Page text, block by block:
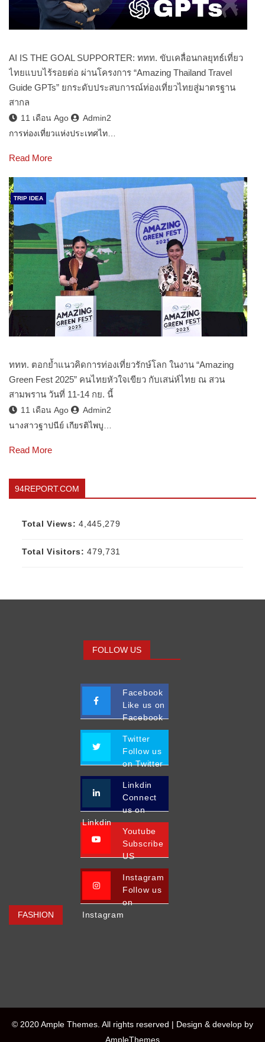
AI IS THE GOAL SUPPORTER: ททท. ขับเคลื่อนกลยุทธ์เที่ยว
ไทยแบบไร้รอยต่อ ผ่านโครงการ “Amazing Thailand Travel
Guide GPTs” ยกระดับประสบการณ์ท่องเที่ยวไทยสู่มาตรฐาน
สากล
11 เดือน Ago
Admin2
การท่องเที่ยวแห่งประเทศไท…
Read More
TRIP IDEA
ททท. ตอกย้ำแนวคิดการท่องเที่ยวรักษ์โลก ในงาน “Amazing
Green Fest 2025” คนไทยหัวใจเขียว กับเสน่ห์ไทย ณ สวน
สามพราน วันที่ 11-14 กย. นี้
11 เดือน Ago
Admin2
นางสาวฐาปนีย์ เกียรติไพบู…
Read More
94REPORT.COM
Total Views:4,445,279
Total Visitors:479,731
FASHION
FOLLOW US
Facebook
Like us on
Facebook
Twitter
Follow us
on Twitter
Linkdin
Connect
us on
Linkdin
Youtube
Subscribe
US
Instagram
Follow us
on
Instagram
© 2020 Ample Themes. All rights reserved | Design & develop by
AmpleThemes